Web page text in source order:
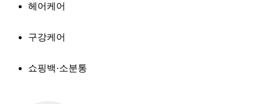
헤어케어
구강케어
쇼핑백·소분통